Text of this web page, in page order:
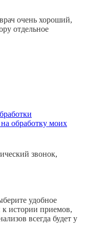
очень хороший,
отдельное
обработку моих
звонок,
удобное
истории приемов,
всегда будет у